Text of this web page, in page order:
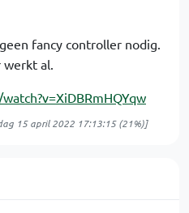
fancy controller nodig.
werkt al.
15 april 2022 17:13:15(21%)]